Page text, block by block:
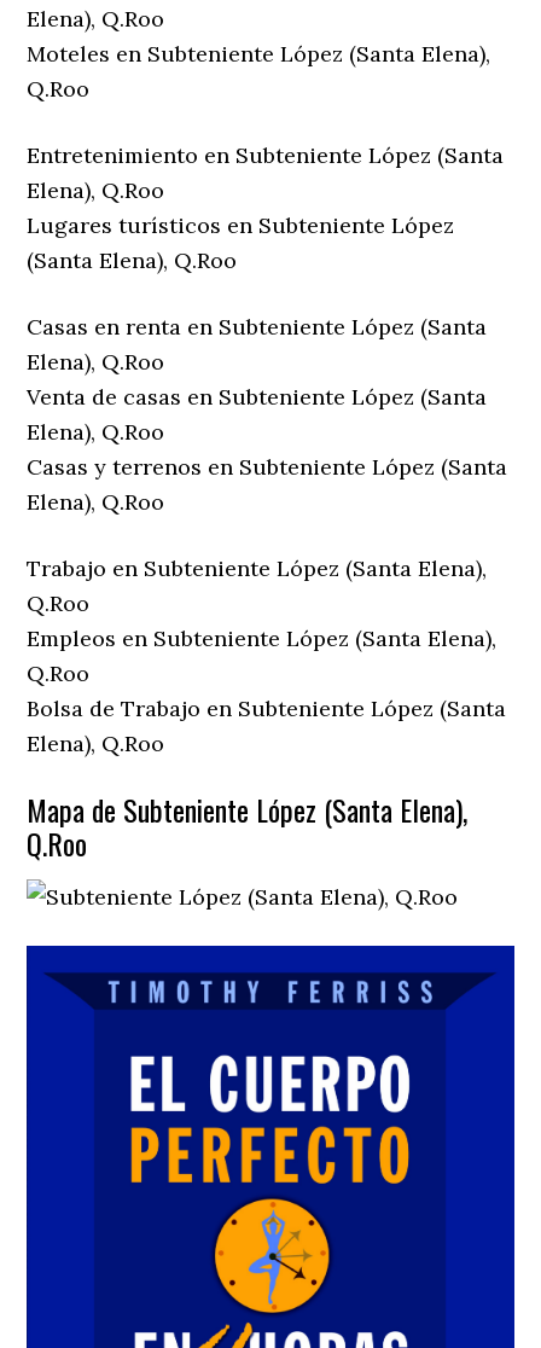
Elena), Q.Roo
Moteles en Subteniente López (Santa Elena),
Q.Roo
Entretenimiento en Subteniente López (Santa
Elena), Q.Roo
Lugares turísticos en Subteniente López
(Santa Elena), Q.Roo
Casas en renta en Subteniente López (Santa
Elena), Q.Roo
Venta de casas en Subteniente López (Santa
Elena), Q.Roo
Casas y terrenos en Subteniente López (Santa
Elena), Q.Roo
Trabajo en Subteniente López (Santa Elena),
Q.Roo
Empleos en Subteniente López (Santa Elena),
Q.Roo
Bolsa de Trabajo en Subteniente López (Santa
Elena), Q.Roo
Mapa de Subteniente López (Santa Elena),
Q.Roo